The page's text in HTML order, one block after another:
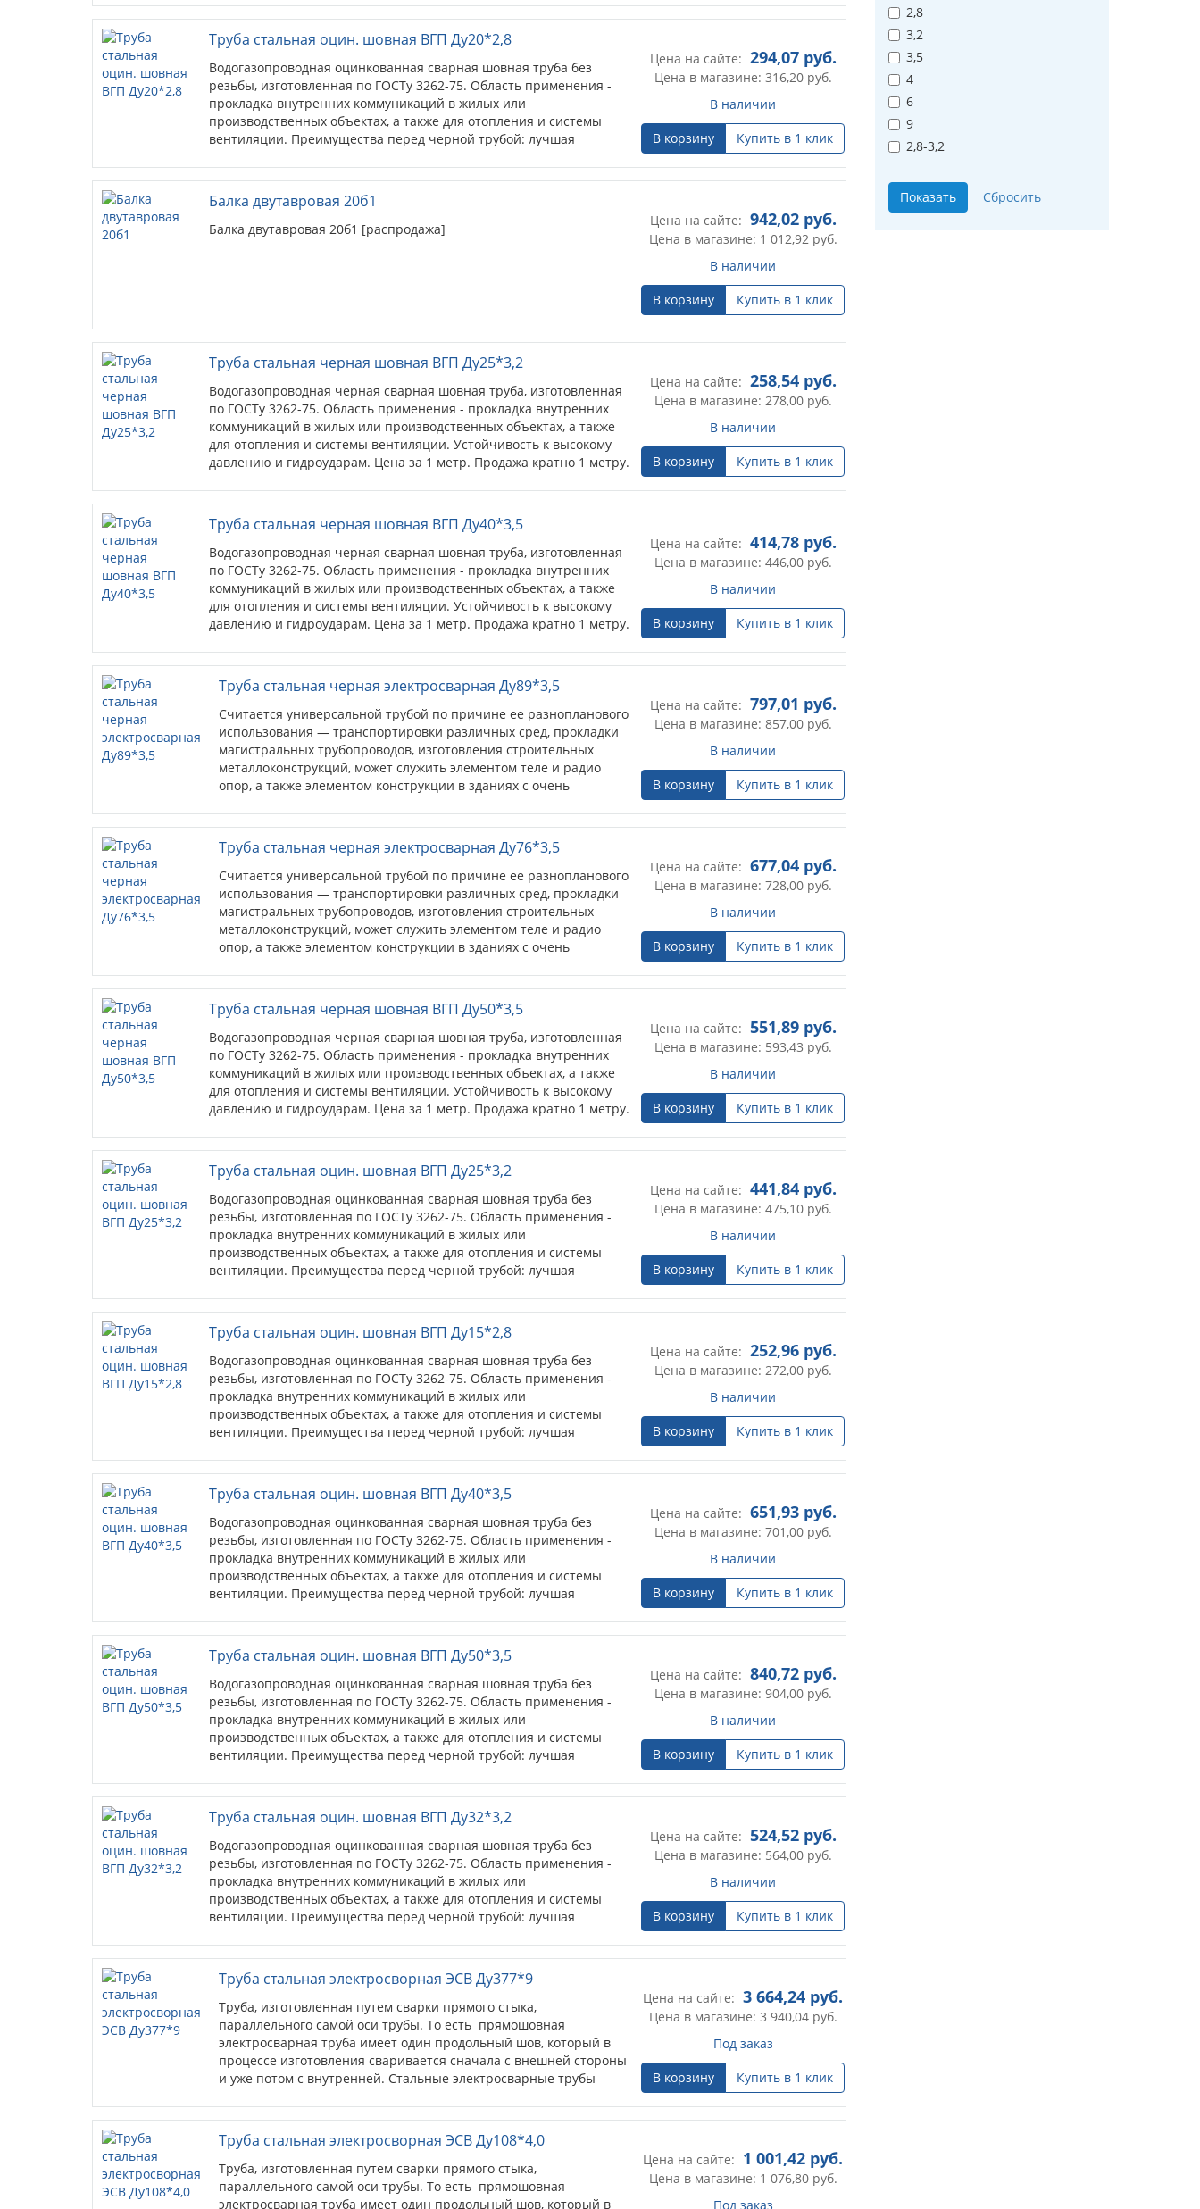
2,8
3,2
3,5
4
6
9
2,8-3,2
Труба стальная оцин. шовная ВГП Ду20*2,8
Водогазопроводная оцинкованная сварная шовная труба без
резьбы, изготовленная по ГОСТу 3262-75. Область применения -
прокладка внутренних коммуникаций в жилых или
производственных объектах, а также для отопления и системы
вентиляции. Преимущества перед черной трубой: лучшая
Цена на сайте: 294,07руб.
Цена в магазине: 316,20руб.
В наличии
В корзину
Купить в 1 клик
Балка двутавровая 20б1
Балка двутавровая 20б1 [распродажа]
Цена на сайте: 942,02руб.
Цена в магазине: 1 012,92 руб.
В наличии
В корзину
Купить в 1 клик
Труба стальная черная шовная ВГП Ду25*3,2
Водогазопроводная черная сварная шовная труба, изготовленная
по ГОСТу 3262-75. Область применения - прокладка внутренних
коммуникаций в жилых или производственных объектах, а также
для отопления и системы вентиляции. Устойчивость к высокому
давлению и гидроударам. Цена за 1 метр. Продажа кратно 1 метру.
Цена на сайте: 258,54руб.
Цена в магазине: 278,00руб.
В наличии
В корзину
Купить в 1 клик
Труба стальная черная шовная ВГП Ду40*3,5
Водогазопроводная черная сварная шовная труба, изготовленная
по ГОСТу 3262-75. Область применения - прокладка внутренних
коммуникаций в жилых или производственных объектах, а также
для отопления и системы вентиляции. Устойчивость к высокому
давлению и гидроударам. Цена за 1 метр. Продажа кратно 1 метру.
Цена на сайте: 414,78руб.
Цена в магазине: 446,00руб.
В наличии
В корзину
Купить в 1 клик
Труба стальная черная электросварная Ду89*3,5
Считается универсальной трубой по причине ее разнопланового
использования — транспортировки различных сред, прокладки
магистральных трубопроводов, изготовления строительных
металлоконструкций, может служить элементом теле и радио
опор, а также элементом конструкции в зданиях с очень
Цена на сайте: 797,01 руб.
Цена в магазине: 857,00руб.
В наличии
В корзину
Купить в 1 клик
Труба стальная черная электросварная Ду76*3,5
Считается универсальной трубой по причине ее разнопланового
использования — транспортировки различных сред, прокладки
магистральных трубопроводов, изготовления строительных
металлоконструкций, может служить элементом теле и радио
опор, а также элементом конструкции в зданиях с очень
Цена на сайте: 677,04руб.
Цена в магазине: 728,00руб.
В наличии
В корзину
Купить в 1 клик
Труба стальная черная шовная ВГП Ду50*3,5
Водогазопроводная черная сварная шовная труба, изготовленная
по ГОСТу 3262-75. Область применения - прокладка внутренних
коммуникаций в жилых или производственных объектах, а также
для отопления и системы вентиляции. Устойчивость к высокому
давлению и гидроударам. Цена за 1 метр. Продажа кратно 1 метру.
Цена на сайте: 551,89руб.
Цена в магазине: 593,43 руб.
В наличии
В корзину
Купить в 1 клик
Труба стальная оцин. шовная ВГП Ду25*3,2
Водогазопроводная оцинкованная сварная шовная труба без
резьбы, изготовленная по ГОСТу 3262-75. Область применения -
прокладка внутренних коммуникаций в жилых или
производственных объектах, а также для отопления и системы
вентиляции. Преимущества перед черной трубой: лучшая
Цена на сайте: 441,84руб.
Цена в магазине: 475,10руб.
В наличии
В корзину
Купить в 1 клик
Труба стальная оцин. шовная ВГП Ду15*2,8
Водогазопроводная оцинкованная сварная шовная труба без
резьбы, изготовленная по ГОСТу 3262-75. Область применения -
прокладка внутренних коммуникаций в жилых или
производственных объектах, а также для отопления и системы
вентиляции. Преимущества перед черной трубой: лучшая
Цена на сайте: 252,96руб.
Цена в магазине: 272,00руб.
В наличии
В корзину
Купить в 1 клик
Труба стальная оцин. шовная ВГП Ду40*3,5
Водогазопроводная оцинкованная сварная шовная труба без
резьбы, изготовленная по ГОСТу 3262-75. Область применения -
прокладка внутренних коммуникаций в жилых или
производственных объектах, а также для отопления и системы
вентиляции. Преимущества перед черной трубой: лучшая
Цена на сайте: 651,93руб.
Цена в магазине: 701,00руб.
В наличии
В корзину
Купить в 1 клик
Труба стальная оцин. шовная ВГП Ду50*3,5
Водогазопроводная оцинкованная сварная шовная труба без
резьбы, изготовленная по ГОСТу 3262-75. Область применения -
прокладка внутренних коммуникаций в жилых или
производственных объектах, а также для отопления и системы
вентиляции. Преимущества перед черной трубой: лучшая
Цена на сайте: 840,72руб.
Цена в магазине: 904,00руб.
В наличии
В корзину
Купить в 1 клик
Труба стальная оцин. шовная ВГП Ду32*3,2
Водогазопроводная оцинкованная сварная шовная труба без
резьбы, изготовленная по ГОСТу 3262-75. Область применения -
прокладка внутренних коммуникаций в жилых или
производственных объектах, а также для отопления и системы
вентиляции. Преимущества перед черной трубой: лучшая
Цена на сайте: 524,52руб.
Цена в магазине: 564,00руб.
В наличии
В корзину
Купить в 1 клик
Труба стальная электросворная ЭСВ Ду377*9
Труба, изготовленная путем сварки прямого стыка,
параллельного самой оси трубы. То есть прямошовная
электросварная труба имеет один продольный шов, который в
процессе изготовления сваривается сначала с внешней стороны
и уже потом с внутренней. Стальные электросварные трубы
Цена на сайте: 3 664,24 руб.
Цена в магазине: 3 940,04руб.
Под заказ
В корзину
Купить в 1 клик
Труба стальная электросворная ЭСВ Ду108*4,0
Труба, изготовленная путем сварки прямого стыка,
параллельного самой оси трубы. То есть прямошовная
электросварная труба имеет один продольный шов, который в
Цена на сайте: 1 001,42 руб.
Цена в магазине: 1 076,80руб.
Под заказ